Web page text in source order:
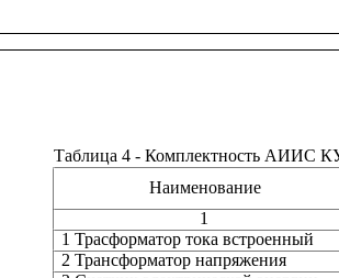
Наименование
Таблица 4 - Комплектность АИИС
1
1 Трасформатор тока встроенный
2 Трансформатор напряжения